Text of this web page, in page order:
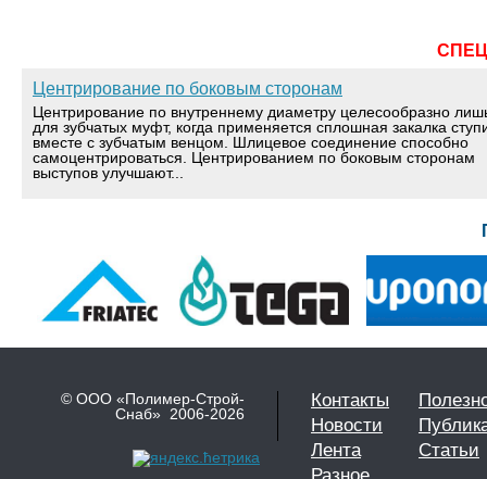
Центрирование по боковым сторонам
Центрирование по внутреннему диаметру целесообразно
для зубчатых муфт, когда применяется сплошная закалка
вместе с зубчатым венцом. Шлицевое соединение способно
самоцентрироваться. Центрированием по боковым сторонам
выступов улучшают...
© ООО «Полимер-Строй-
Снаб» 2006-2026
Контакты
Новости
Лента
Статьи